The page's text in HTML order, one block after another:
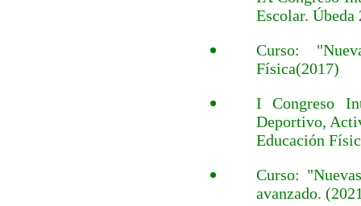
Escolar. Úbeda
Curso:
Física(2017)
I Congreso
Deportivo,
Educación
Curso:
avanzado.